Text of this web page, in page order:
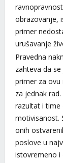
obrazovanje,
primer
urušavanje
Pravedna
zahteva da
primer za ovu
za jednak
razultat i time
motivisanost.
onih
poslove u
istovremeno i